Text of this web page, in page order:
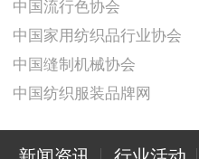
中国流行色协会
中国家用纺织品行业协会
中国缝制机械协会
中国纺织服装品牌网